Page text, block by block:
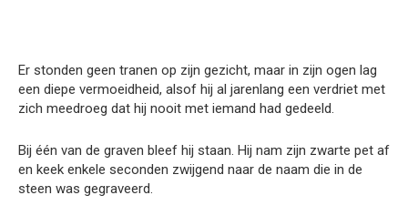
Er stonden geen tranen op zijn gezicht, maar in zijn ogen lag
een diepe vermoeidheid, alsof hij al jarenlang een verdriet met
zich meedroeg dat hij nooit met iemand had gedeeld.
Bij één van de graven bleef hij staan. Hij nam zijn zwarte pet af
en keek enkele seconden zwijgend naar de naam die in de
steen was gegraveerd.